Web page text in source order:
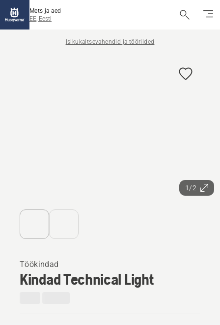
Mets ja aed
EE, Eesti
Isikukaitsevahendid ja tööriided
1/2
Töökindad
Kindad Technical Light